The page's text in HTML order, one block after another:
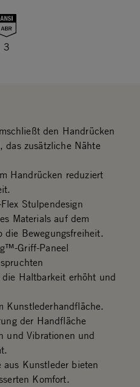
3
den Handrücken
das zusätzliche Nähte
Handrücken reduziert
Stulpendesign
Materials auf dem
die Bewegungsfreiheit.
Griff-Paneel
Haltbarkeit erhöht und
Kunstlederhandfläche.
der Handfläche
und Vibrationen und
aus Kunstleder bieten
Komfort.